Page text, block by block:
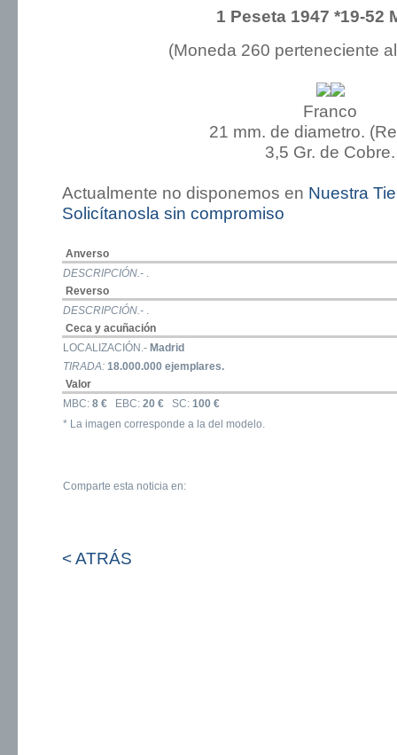
1 Peseta 1947 *19-52
(Moneda 260 perteneciente
Franco
21 mm. de diametro.
3,5 Gr. de Cobre.
Actualmente no disponemos en Nuestra
Solicítanosla sin compromiso
Anverso
DESCRIPCIÓN.- .
Reverso
DESCRIPCIÓN.- .
Ceca y acuñación
LOCALIZACIÓN.- Madrid
TIRADA: 18.000.000 ejemplares.
Valor
MBC: 8 € EBC: 20 € SC: 100 €
* La imagen corresponde a la del modelo.
Comparte esta noticia en:
< ATRÁS